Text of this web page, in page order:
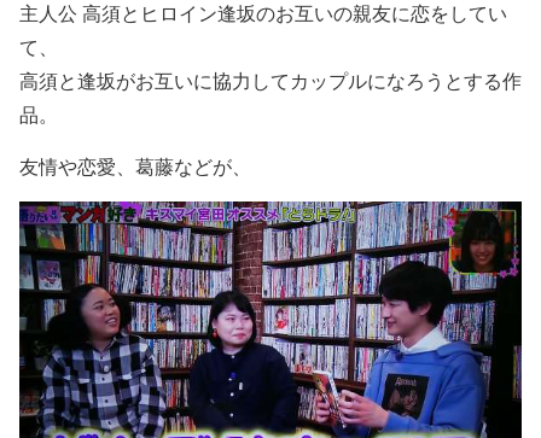
主人公 高須とヒロイン逢坂のお互いの親友に恋をしてい
て、
高須と逢坂がお互いに協力してカップルになろうとする作
品。
友情や恋愛、葛藤などが、